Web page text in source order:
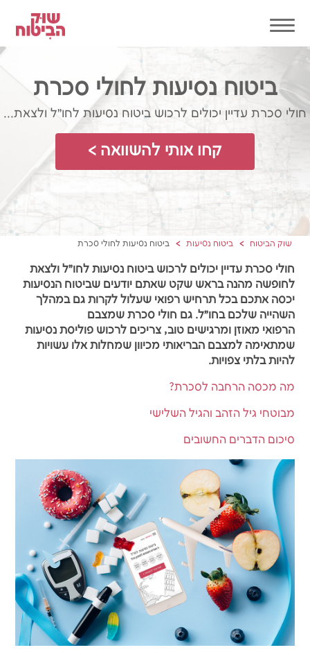
ביטוח נסיעות לחולי סכרת
חולי סכרת עדיין יכולים לרכוש ביטוח נסיעות לחו״ל ולצאת...
קחו אותי להשוואה >
שוק הביטוח ביטוח נסיעות ביטוח נסיעות לחולי סכרת
חולי סכרת עדיין יכולים לרכוש ביטוח נסיעות לחו״ל ולצאת
לחופשה מהנה בראש שקט שאתם יודעים שביטוח הנסיעות
יכסה אתכם בכל תרחיש רפואי שעלול לקרות גם במהלך
השהייה שלכם בחו״ל. גם חולי סכרת שמצבם
הרפואי מאוזן ומרגישים טוב, צריכים לרכוש פוליסת נסיעות
שמתאימה למצבם הבריאותי מכיוון שמחלות אלו עשויות
להיות בלתי צפויות.
מה מכסה הרחבה לסכרת?
מבוטחי גיל הזהב והגיל השלישי
סיכום הדברים החשובים